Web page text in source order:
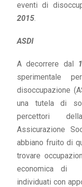
eventi di
2015.
ASDI
A decorrere dal
sperimentale
disoccupazione
una tutela di
percettori
Assicurazione
abbiano fruito di
trovare
economica di
individuati con